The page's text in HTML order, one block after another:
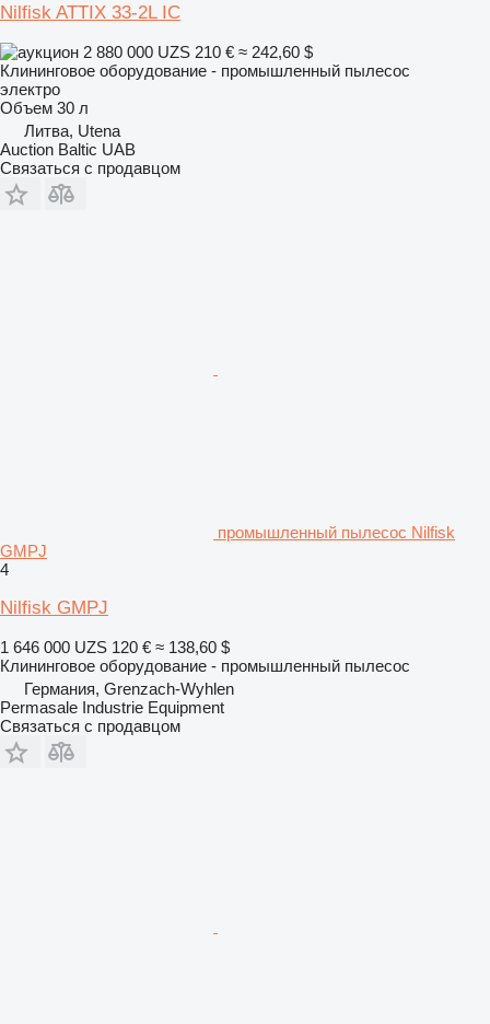
Nilfisk ATTIX 33-2L IC
2 880 000 UZS 210 € ≈ 242,60 $
Клининговое оборудование - промышленный пылесос
электро
Объем 30 л
Литва, Utena
Auction Baltic UAB
Связаться с продавцом
промышленный пылесос Nilfisk
GMPJ
4
Nilfisk GMPJ
1 646 000 UZS 120 € ≈ 138,60 $
Клининговое оборудование - промышленный пылесос
Германия, Grenzach-Wyhlen
Permasale Industrie Equipment
Связаться с продавцом